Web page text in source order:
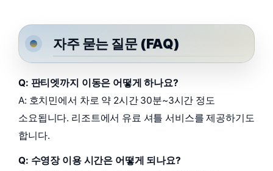
자주 묻는 질문 (FAQ)
Q: 판티엣까지 이동은 어떻게 하나요?
A: 호치민에서 차로 약 2시간 30분~3시간 정도
소요됩니다. 리조트에서 유료 셔틀 서비스를 제공하기도
합니다.
Q: 수영장 이용 시간은 어떻게 되나요?